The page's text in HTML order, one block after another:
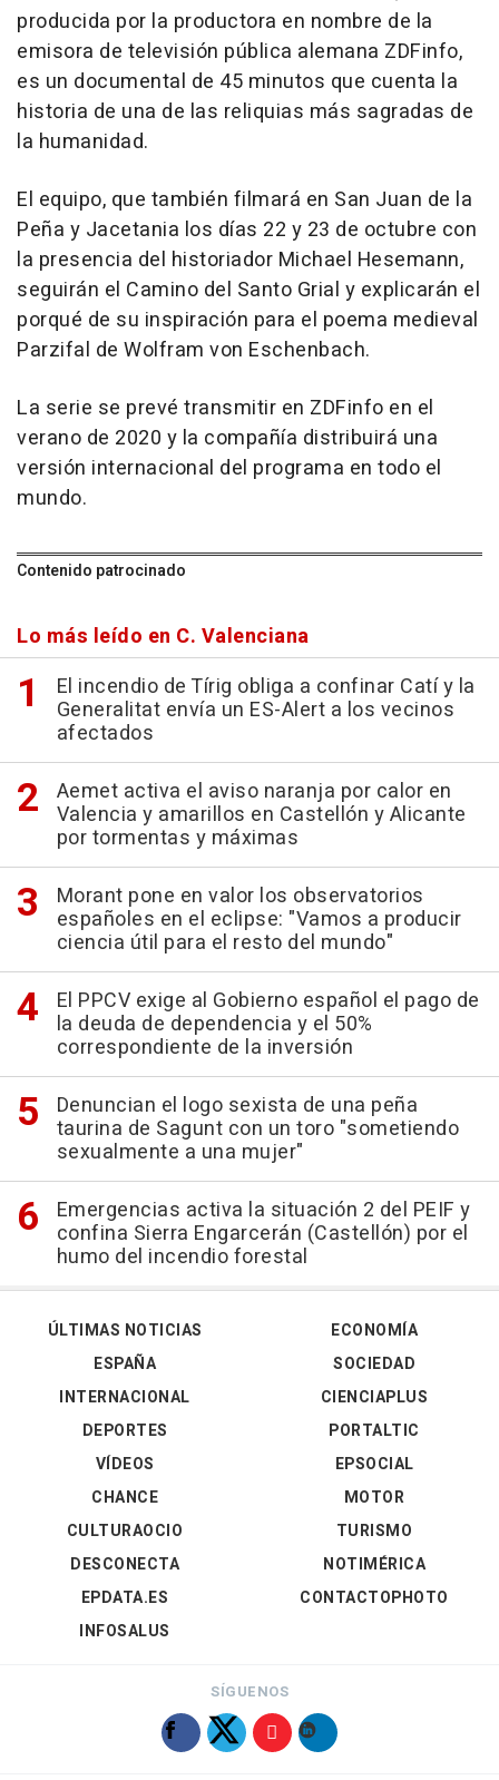
producida por la productora en nombre de la
emisora de televisión pública alemana ZDFinfo,
es un documental de 45 minutos que cuenta la
historia de una de las reliquias más sagradas de
la humanidad.
El equipo, que también filmará en San Juan de la
Peña y Jacetania los días 22 y 23 de octubre con
la presencia del historiador Michael Hesemann,
seguirán el Camino del Santo Grial y explicarán el
porqué de su inspiración para el poema medieval
Parzifal de Wolfram von Eschenbach.
La serie se prevé transmitir en ZDFinfo en el
verano de 2020 y la compañía distribuirá una
versión internacional del programa en todo el
mundo.
Contenido patrocinado
Lo más leído en C. Valenciana
El incendio de Tírig obliga a confinar Catí y la
Generalitat envía un ES-Alert a los vecinos
afectados
Aemet activa el aviso naranja por calor en
Valencia y amarillos en Castellón y Alicante
por tormentas y máximas
Morant pone en valor los observatorios
españoles en el eclipse: "Vamos a producir
ciencia útil para el resto del mundo"
El PPCV exige al Gobierno español el pago de
la deuda de dependencia y el 50%
correspondiente de la inversión
Denuncian el logo sexista de una peña
taurina de Sagunt con un toro "sometiendo
sexualmente a una mujer"
Emergencias activa la situación 2 del PEIF y
confina Sierra Engarcerán (Castellón) por el
humo del incendio forestal
ÚLTIMAS NOTICIAS
ESPAÑA
INTERNACIONAL
DEPORTES
VÍDEOS
ECONOMÍA
SOCIEDAD
CIENCIAPLUS
PORTALTIC
EPSOCIAL
CHANCE
CULTURAOCIO
DESCONECTA
EPDATA.ES
INFOSALUS
MOTOR
TURISMO
NOTIMÉRICA
CONTACTOPHOTO
SÍGUENOS